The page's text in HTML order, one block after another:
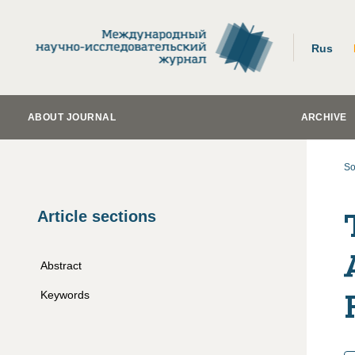
Rus
ABOUT JOURNAL ARCHIVE
Article sections
Abstract
Keywords